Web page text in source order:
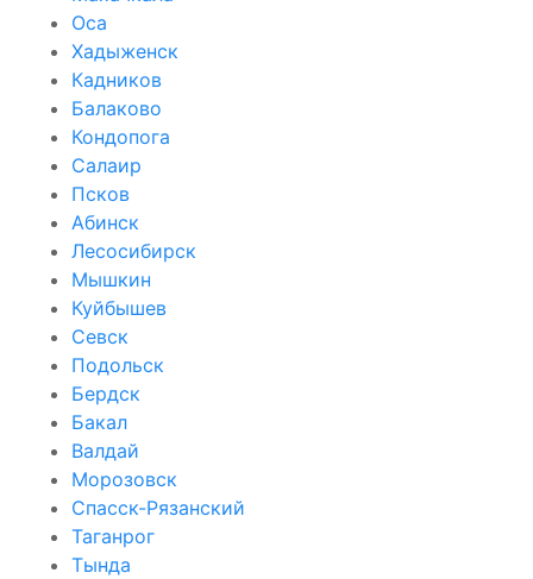
Оса
Хадыженск
Кадников
Балаково
Кондопога
Салаир
Псков
Абинск
Лесосибирск
Мышкин
Куйбышев
Севск
Подольск
Бердск
Бакал
Валдай
Морозовск
Спасск-Рязанский
Таганрог
Тында